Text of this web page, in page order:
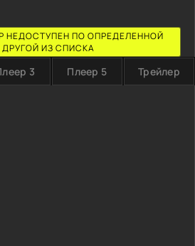
НЕДОСТУПЕН ПО ОПРЕДЕЛЕННОЙ
ИЗ СПИСКА
3 Плеер 5 Трейлер